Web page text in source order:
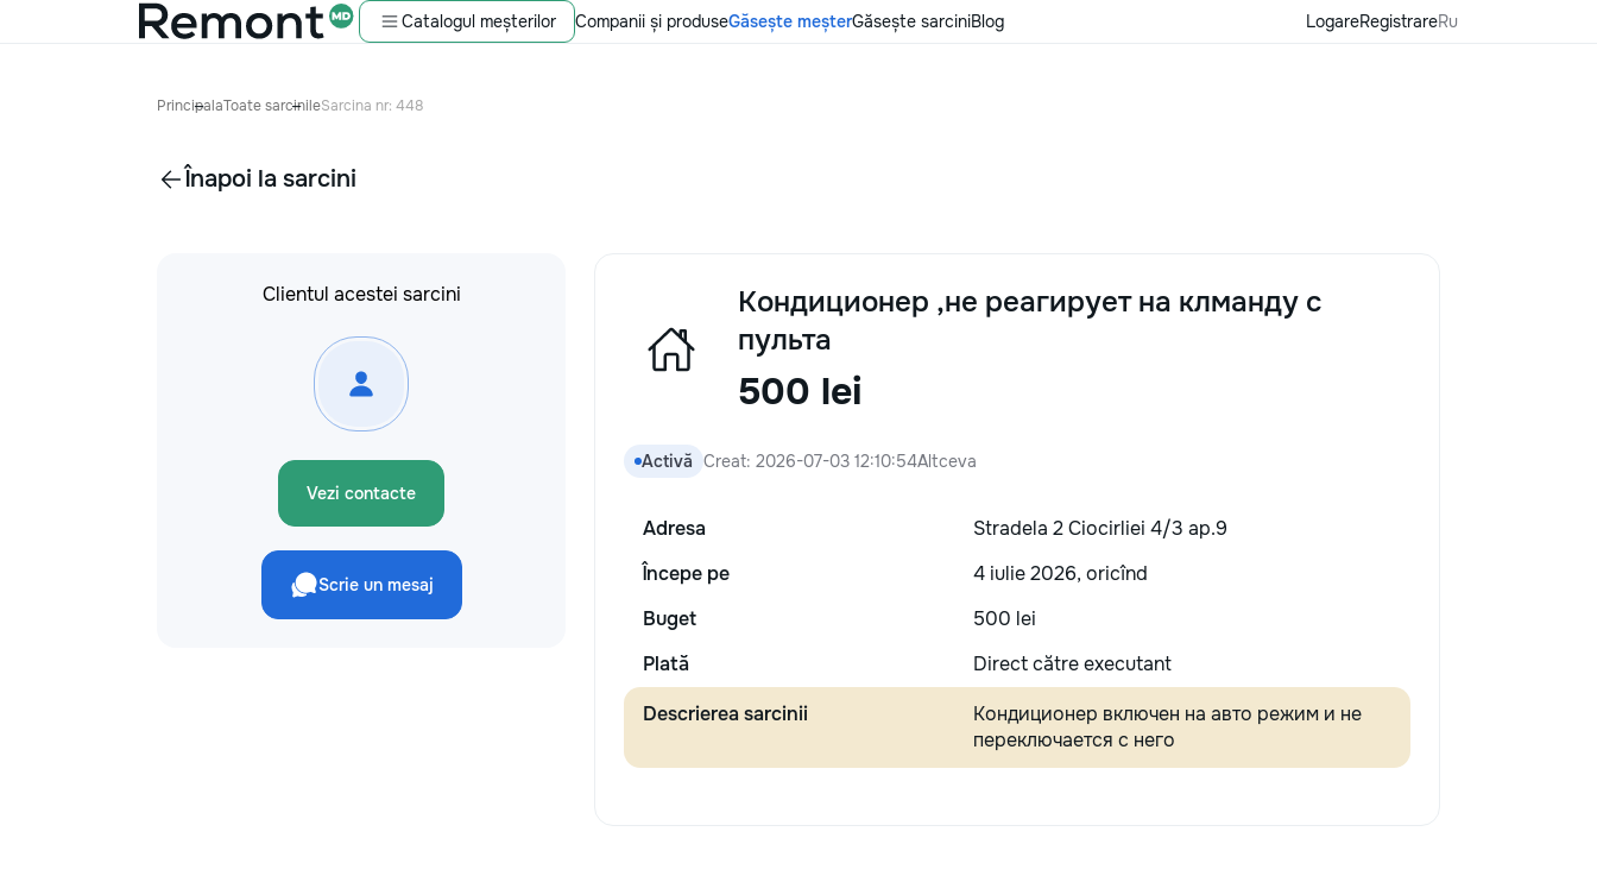
Catalogul meșterilor Companii și produseGăsește meșterGăsește sarciniBlog LogareRegistrareRu
PrincipalaToate sarcinileSarcina nr: 448
Înapoi la sarcini
Clientul acestei sarcini
Vezi contacte
Scrie un mesaj
Кондиционер ,не реагирует на клманду с
пульта
500 lei
Activă Creat: 2026-07-03 12:10:54Altceva
Adresa
Stradela 2 Ciocirliei 4/3 ap.9
Începe pe
4 iulie 2026, oricînd
Buget
500 lei
Plată
Direct către executant
Descrierea sarcinii
Кондиционер включен на авто режим и не
переключается с него